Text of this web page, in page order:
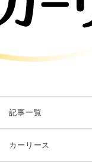
記事一覧
カーリース